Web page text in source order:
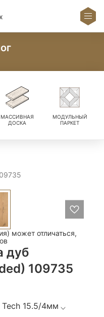
МАССИВНАЯ
ДОСКА
МОДУЛЬНЫЙ
ПАРКЕТ
может отличаться,
дуб
109735
15.5/4мм